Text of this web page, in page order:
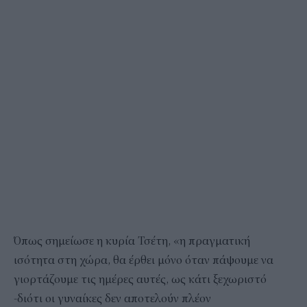
Όπως σημείωσε η κυρία Τσέτη, «η πραγματική
ισότητα στη χώρα, θα έρθει μόνο όταν πάψουμε να
γιορτάζουμε τις ημέρες αυτές, ως κάτι ξεχωριστό
-διότι οι γυναίκες δεν αποτελούν πλέον